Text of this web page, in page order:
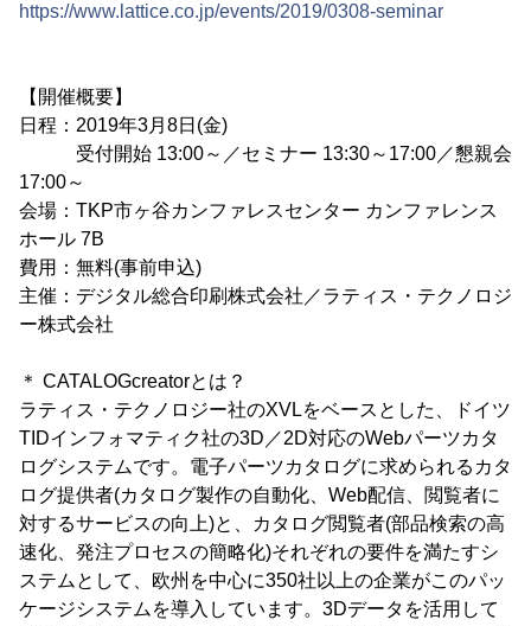
https://www.lattice.co.jp/events/2019/0308-seminar
【開催概要】
日程：2019年3月8日(金)
受付開始 13:00～／セミナー 13:30～17:00／懇親会
17:00～
会場：TKP市ヶ谷カンファレスセンター カンファレンス
ホール 7B
費用：無料(事前申込)
主催：デジタル総合印刷株式会社／ラティス・テクノロジ
ー株式会社
＊ CATALOGcreatorとは？
ラティス・テクノロジー社のXVLをベースとした、ドイツ
TIDインフォマティク社の3D／2D対応のWebパーツカタ
ログシステムです。電子パーツカタログに求められるカタ
ログ提供者(カタログ製作の自動化、Web配信、閲覧者に
対するサービスの向上)と、カタログ閲覧者(部品検索の高
速化、発注プロセスの簡略化)それぞれの要件を満たすシ
ステムとして、欧州を中心に350社以上の企業がこのパッ
ケージシステムを導入しています。3Dデータを活用して